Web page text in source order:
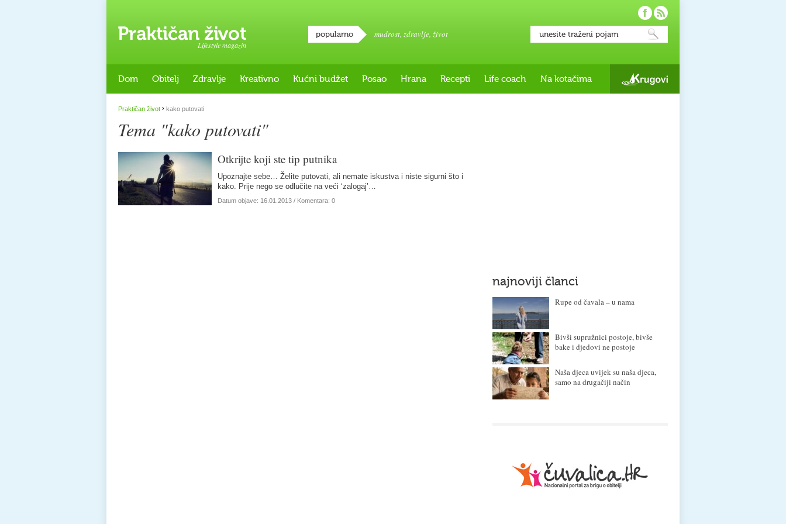
Lifestyle magazin
popularno mudrost, zdravlje, život
Dom Obitelj Zdravlje Kreativno Kućni budžet Posao Hrana Recepti Life coach Na kotačima
Praktičan život › kako putovati
Tema "kako putovati"
Otkrijte koji ste tip putnika
Upoznajte sebe… Želite putovati, ali nemate iskustva i niste sigurni što i
kako. Prije nego se odlučite na veći ‘zalogaj’…
Datum objave: 16.01.2013 / Komentara: 0
najnoviji članci
Rupe od čavala – u nama
Bivši supružnici postoje, bivše
bake i djedovi ne postoje
Naša djeca uvijek su naša djeca,
samo na drugačiji način